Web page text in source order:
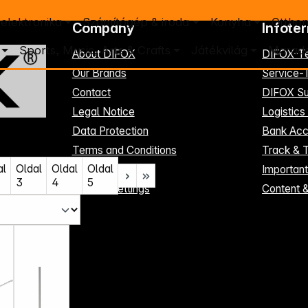
Számítógép & iroda Konyha
Sports, Music, Arts & Crafts
Oldal
3
Oldal
4
Oldal
5
Company
About DIFOX
Our Brands
Contact
Legal Notice
Data Protection
Terms and Conditions
Register here
Cookie-Settings
DIFOX-
Service-
DIFOX
Bank
Track &
Content